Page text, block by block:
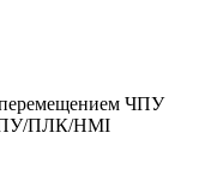
перемещением ЧПУ
ПЛК/HMI